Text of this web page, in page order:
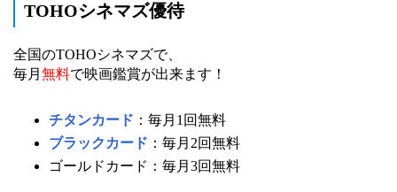
TOHOシネマズ優待
全国のTOHOシネマズで、
毎月 無料で映画鑑賞が出来ます！
チタンカード ：毎月1回無料
ブラックカード ：毎月2回無料
ゴールドカード：毎月3回無料